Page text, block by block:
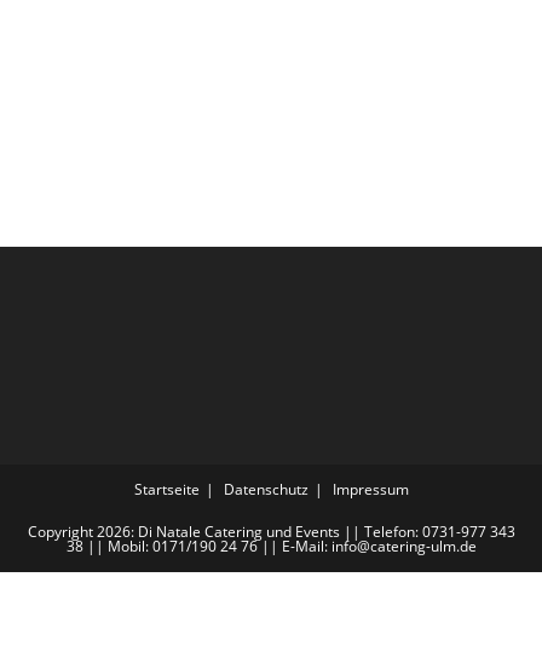
Startseite Datenschutz Impressum
Copyright 2026: Di Natale Catering und Events || Telefon: 0731-977 343
38 || Mobil: 0171/190 24 76 || E-Mail: info@catering-ulm.de